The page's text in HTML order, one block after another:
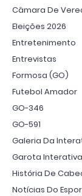
Câmara De
Eleições 2026
Entretenimento
Entrevistas
Formosa (GO)
Futebol Amador
GO-346
GO-591
Galeria Da
Garota Interativa
História De
Notícias Do